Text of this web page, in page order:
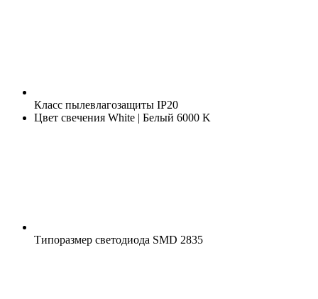
Класс пылевлагозащиты IP20
Цвет свечения White | Белый 6000 K
Типоразмер светодиода SMD 2835